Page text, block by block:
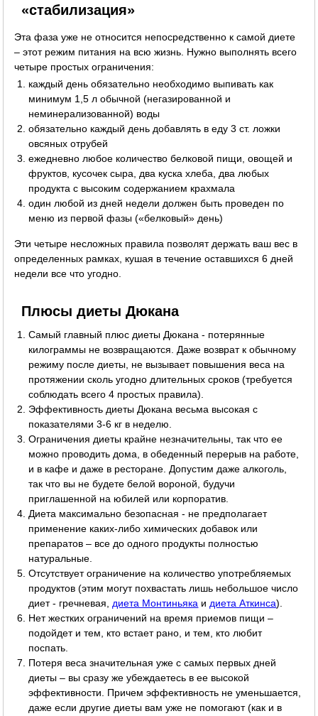
«стабилизация»
Эта фаза уже не относится непосредственно к самой диете
– этот режим питания на всю жизнь. Нужно выполнять всего
четыре простых ограничения:
каждый день обязательно необходимо выпивать как
минимум 1,5 л обычной (негазированной и
неминерализованной) воды
обязательно каждый день добавлять в еду 3 ст. ложки
овсяных отрубей
ежедневно любое количество белковой пищи, овощей и
фруктов, кусочек сыра, два куска хлеба, два любых
продукта с высоким содержанием крахмала
один любой из дней недели должен быть проведен по
меню из первой фазы («белковый» день)
Эти четыре несложных правила позволят держать ваш вес в
определенных рамках, кушая в течение оставшихся 6 дней
недели все что угодно.
Плюсы диеты Дюкана
Самый главный плюс диеты Дюкана - потерянные
килограммы не возвращаются. Даже возврат к обычному
режиму после диеты, не вызывает повышения веса на
протяжении сколь угодно длительных сроков (требуется
соблюдать всего 4 простых правила).
Эффективность диеты Дюкана весьма высокая с
показателями 3-6 кг в неделю.
Ограничения диеты крайне незначительны, так что ее
можно проводить дома, в обеденный перерыв на работе,
и в кафе и даже в ресторане. Допустим даже алкоголь,
так что вы не будете белой вороной, будучи
приглашенной на юбилей или корпоратив.
Диета максимально безопасная - не предполагает
применение каких-либо химических добавок или
препаратов – все до одного продукты полностью
натуральные.
Отсутствует ограничение на количество употребляемых
продуктов (этим могут похвастать лишь небольшое число
диет - гречневая, диета Монтиньяка и диета Аткинса).
Нет жестких ограничений на время приемов пищи –
подойдет и тем, кто встает рано, и тем, кто любит
поспать.
Потеря веса значительная уже с самых первых дней
диеты – вы сразу же убеждаетесь в ее высокой
эффективности. Причем эффективность не уменьшается,
даже если другие диеты вам уже не помогают (как и в